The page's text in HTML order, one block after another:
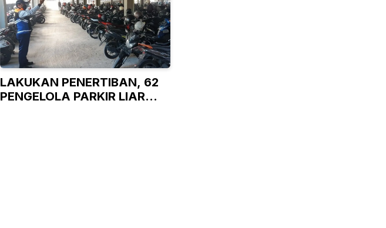
LAKUKAN PENERTIBAN, 62
PENGELOLA PARKIR LIAR